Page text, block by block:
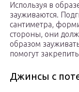
Используя в
зауживаются.
сантиметра,
стороны, они
образом
помогут
Джинсы с